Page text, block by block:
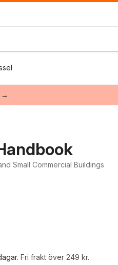
→
Small Commercial Buildings
. Fri frakt över 249 kr.